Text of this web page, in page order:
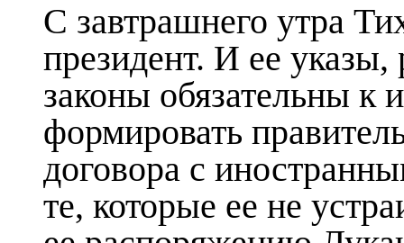
С завтрашнего утра
президент. И ее
законы обязательны к
формировать
договора с
те, которые ее не